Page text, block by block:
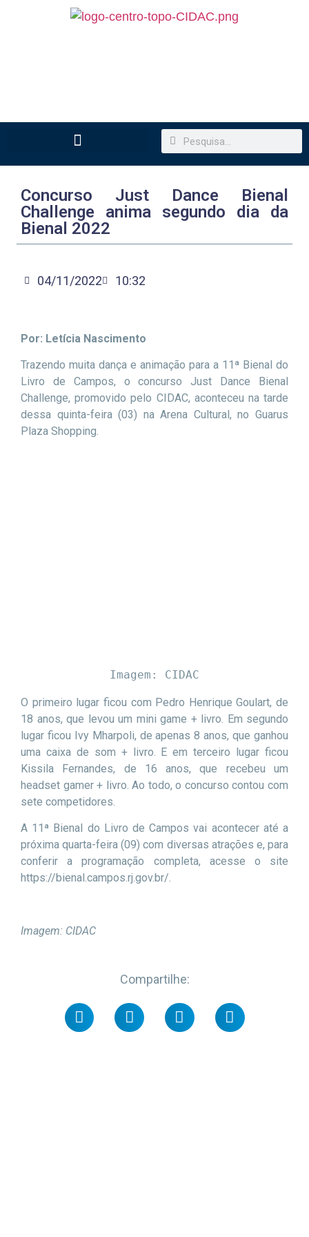
Concurso Just Dance Bienal
Challenge anima segundo dia da
Bienal 2022
04/11/2022 10:32
Por: Letícia Nascimento
Trazendo muita dança e animação para a 11ª Bienal do
Livro de Campos, o concurso Just Dance Bienal
Challenge, promovido pelo CIDAC, aconteceu na tarde
dessa quinta-feira (03) na Arena Cultural, no Guarus
Plaza Shopping.
Imagem: CIDAC
O primeiro lugar ficou com Pedro Henrique Goulart, de
18 anos, que levou um mini game + livro. Em segundo
lugar ficou Ivy Mharpoli, de apenas 8 anos, que ganhou
uma caixa de som + livro. E em terceiro lugar ficou
Kissila Fernandes, de 16 anos, que recebeu um
headset gamer + livro. Ao todo, o concurso contou com
sete competidores.
A 11ª Bienal do Livro de Campos vai acontecer até a
próxima quarta-feira (09) com diversas atrações e, para
conferir a programação completa, acesse o site
https://bienal.campos.rj.gov.br/.
Imagem: CIDAC
Compartilhe: